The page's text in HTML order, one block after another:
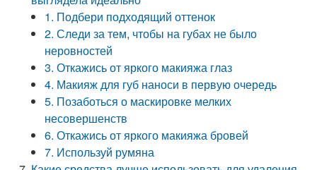
1. Подбери подходящий оттенок
2. Следи за тем, чтобы на губах не было
неровностей
3. Откажись от яркого макияжа глаз
4. Макияж для губ наноси в первую очередь
5. Позаботься о маскировке мелких
несовершенств
6. Откажись от яркого макияжа бровей
7. Используй румяна